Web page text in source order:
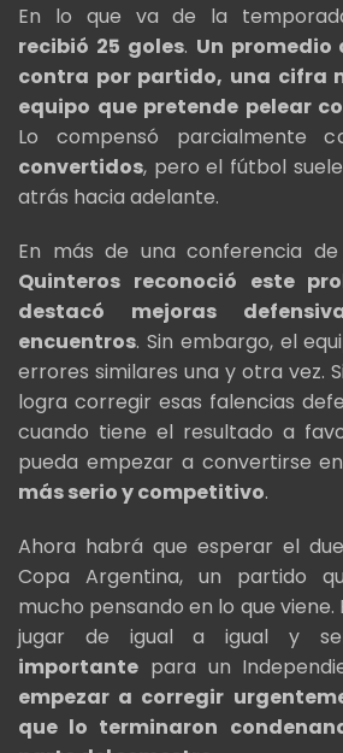
En lo que va de la
recibió 25 goles. Un promedio
contra por partido, una cifra
equipo que pretende pelear
Lo compensó parcialmente
convertidos, pero el fútbol
atrás hacia adelante.
En más de una conferencia de
Quinteros reconoció este
destacó mejoras
encuentros. Sin embargo, el
errores similares una y otra vez.
logra corregir esas falencias
cuando tiene el resultado a
pueda empezar a convertirse
más serio y competitivo.
Ahora habrá que esperar el
Copa Argentina, un partido
mucho pensando en lo que viene.
jugar de igual a igual y
importante para un
empezar a corregir
que lo terminaron